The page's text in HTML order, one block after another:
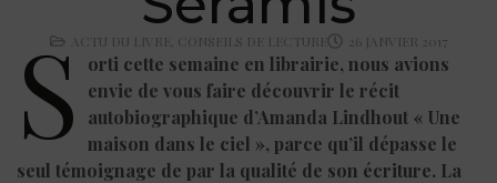
ACTU DU LIVRE CONSEILS DE LECTURE 26 JANVIER 2017
S orti cette semaine en librairie, nous avions
envie de vous faire découvrir le récit
autobiographique d’Amanda Lindhout « Une
maison dans le ciel », parce qu’il dépasse le
seul témoignage de par la qualité de son écriture. La